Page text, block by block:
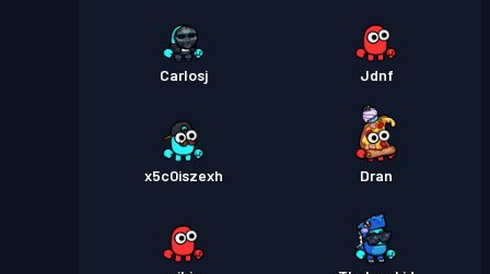
Carlosj Jdnf
x5c0iszexh Dran